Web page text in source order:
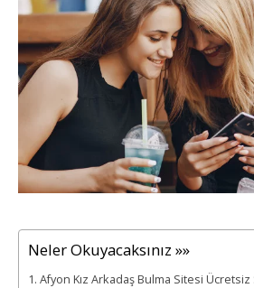
Neler Okuyacaksınız »»
Afyon Kız Arkadaş Bulma Sitesi Ücretsiz